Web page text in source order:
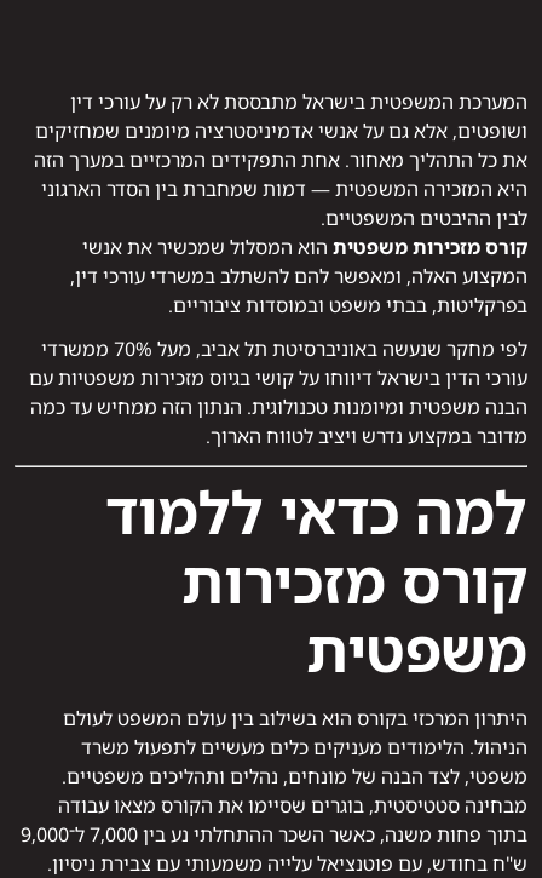
המערכת המשפטית בישראל מתבססת לא רק על עורכי דין
ושופטים, אלא גם על אנשי אדמיניסטרציה מיומנים שמחזיקים
את כל התהליך מאחור. אחת התפקידים המרכזיים במערך הזה
היא המזכירה המשפטית — דמות שמחברת בין הסדר הארגוני
לבין ההיבטים המשפטיים.
קורס מזכירות משפטית הוא המסלול שמכשיר את אנשי
המקצוע האלה, ומאפשר להם להשתלב במשרדי עורכי דין,
בפרקליטות, בבתי משפט ובמוסדות ציבוריים.
לפי מחקר שנעשה באוניברסיטת תל אביב, מעל 70% ממשרדי
עורכי הדין בישראל דיווחו על קושי בגיוס מזכירות משפטיות עם
הבנה משפטית ומיומנות טכנולוגית. הנתון הזה ממחיש עד כמה
מדובר במקצוע נדרש ויציב לטווח הארוך.
למה כדאי ללמוד
קורס מזכירות
משפטית
היתרון המרכזי בקורס הוא בשילוב בין עולם המשפט לעולם
הניהול. הלימודים מעניקים כלים מעשיים לתפעול משרד
משפטי, לצד הבנה של מונחים, נהלים ותהליכים משפטיים.
מבחינה סטטיסטית, בוגרים שסיימו את הקורס מצאו עבודה
בתוך פחות משנה, כאשר השכר ההתחלתי נע בין 7,000 ל־9,000
ש"ח בחודש, עם פוטנציאל עלייה משמעותי עם צבירת ניסיון.